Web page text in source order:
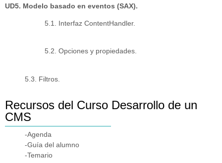
UD5. Modelo basado en eventos (SAX).
5.1. Interfaz ContentHandler.
5.2. Opciones y propiedades.
5.3. Filtros.
Recursos del Curso Desarrollo de un
CMS
-Agenda
-Guía del alumno
-Temario